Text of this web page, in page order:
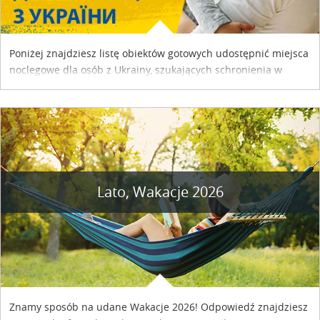
Poniżej znajdziesz listę obiektów gotowych udostępnić miejsca
noclegowe dla osób z Ukrainy, szukających schronienia w
Lato, Wakacje 2026
Znamy sposób na udane Wakacje 2026! Odpowiedź znajdziesz